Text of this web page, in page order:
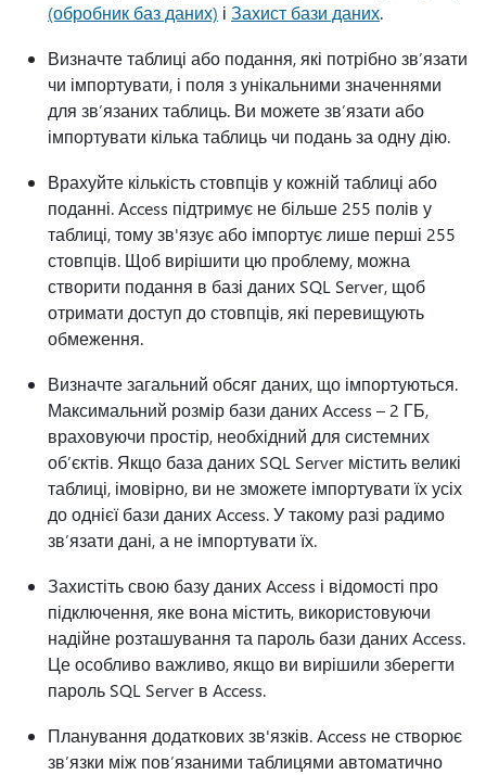
(обробник баз даних) і Захист бази даних.
Визначте таблиці або подання, які потрібно зв’язати
чи імпортувати, і поля з унікальними значеннями
для зв’язаних таблиць. Ви можете зв’язати або
імпортувати кілька таблиць чи подань за одну дію.
Врахуйте кількість стовпців у кожній таблиці або
поданні. Access підтримує не більше 255 полів у
таблиці, тому зв'язує або імпортує лише перші 255
стовпців. Щоб вирішити цю проблему, можна
створити подання в базі даних SQL Server, щоб
отримати доступ до стовпців, які перевищують
обмеження.
Визначте загальний обсяг даних, що імпортуються.
Максимальний розмір бази даних Access – 2 ГБ,
враховуючи простір, необхідний для системних
об’єктів. Якщо база даних SQL Server містить великі
таблиці, імовірно, ви не зможете імпортувати їх усіх
до однієї бази даних Access. У такому разі радимо
зв’язати дані, а не імпортувати їх.
Захистіть свою базу даних Access і відомості про
підключення, яке вона містить, використовуючи
надійне розташування та пароль бази даних Access.
Це особливо важливо, якщо ви вирішили зберегти
пароль SQL Server в Access.
Планування додаткових зв'язків. Access не створює
зв’язки між пов’язаними таблицями автоматично